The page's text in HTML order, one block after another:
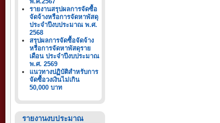
รายงานสรุปผลการจัดซื้อ
จัดจ้างหรือการจัดหาพัสดุ
ประจำปีงบประมาณ พ.ศ.
2568
สรุปผลการจัดซื้อจัดจ้าง
หรือการจัดหาพัสดุราย
เดือน ประจำปีงบประมาณ
พ.ศ. 2569
แนวทางปฏิบัติสำหรับการ
จัดซื้อวงเงินไม่เกิน
50,000 บาท
รายงานงบประมาณ